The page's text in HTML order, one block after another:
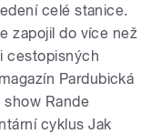
celé stanice.
zapojil do více než
cestopisných
Pardubická
Rande
cyklus Jak